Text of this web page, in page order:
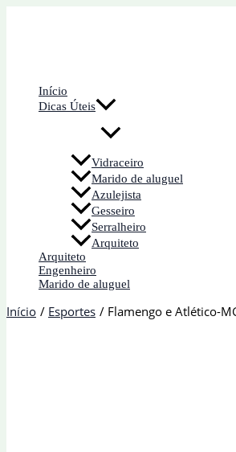
Início
Dicas Úteis
Vidraceiro
Marido de aluguel
Azulejista
Gesseiro
Serralheiro
Arquiteto
Arquiteto
Engenheiro
Marido de aluguel
Início Esportes Flamengo e Atlético-